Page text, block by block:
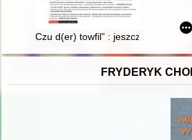
Czu d(er) towfil” : jeszcze o
FRYDERYK